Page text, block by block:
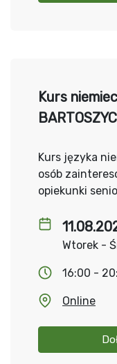
Wtorek -
16:00 -
Online
Kurs
Kurs języka
osób
opiekunki